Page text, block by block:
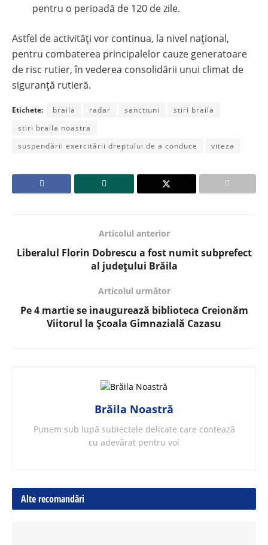
pentru o perioadă de 120 de zile.
Astfel de activități vor continua, la nivel național,
pentru combaterea principalelor cauze generatoare
de risc rutier, în vederea consolidării unui climat de
siguranță rutieră.
Etichete: braila radar sanctiuni
stiri braila
stiri braila noastra
suspendării exercitării dreptului de a conduce
viteza
Articolul anterior
Liberalul Florin Dobrescu a fost numit subprefect
al județului Brăila
Articolul următor
Pe 4 martie se inaugurează biblioteca Creionăm
Viitorul la Școala Gimnazială Cazasu
Brăila Noastră
Punem sub lupă subiectele delicate care contează
cu adevărat pentru voi
Alte recomandări